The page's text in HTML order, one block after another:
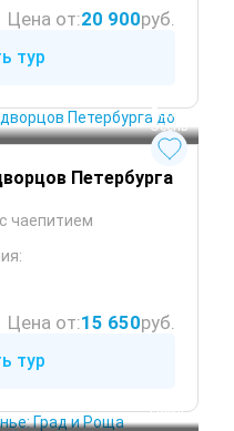
Цена от:20 900руб.
тур
Лето
Осень
Петербурга
чаепитием
Цена от:15 650руб.
тур
Осень